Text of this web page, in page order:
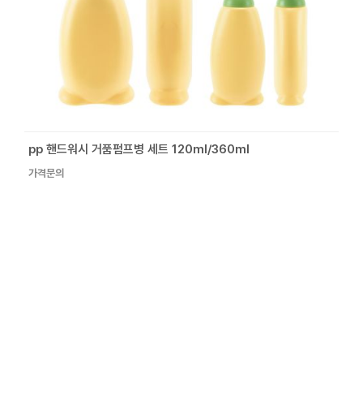
pp 핸드워시 거품펌프병 세트 120ml/360ml
가격문의